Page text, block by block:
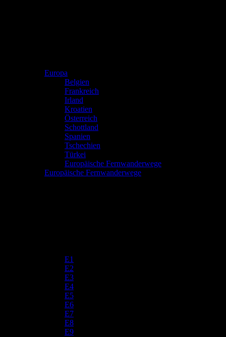
Europa
Belgien
Frankreich
Irland
Kroatien
Österreich
Schottland
Spanien
Tschechien
Türkei
Europäische Fernwanderwege
Europäische Fernwanderwege
E1
E2
E3
E4
E5
E6
E7
E8
E9